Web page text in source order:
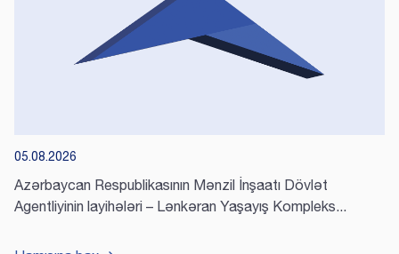
05.08.2026
Azərbaycan Respublikasının Mənzil İnşaatı Dövlət
Agentliyinin layihələri – Lənkəran Yaşayış Kompleks...